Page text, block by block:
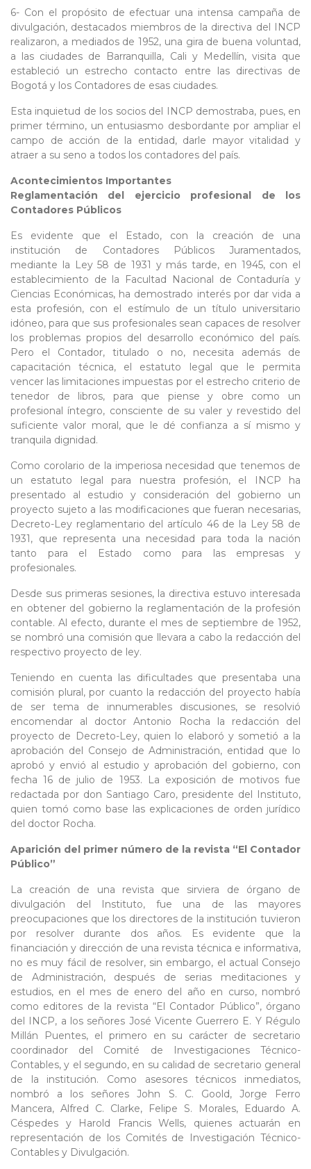
6- Con el propósito de efectuar una intensa campaña de
divulgación, destacados miembros de la directiva del INCP
realizaron, a mediados de 1952, una gira de buena voluntad,
a las ciudades de Barranquilla, Cali y Medellín, visita que
estableció un estrecho contacto entre las directivas de
Bogotá y los Contadores de esas ciudades.
Esta inquietud de los socios del INCP demostraba, pues, en
primer término, un entusiasmo desbordante por ampliar el
campo de acción de la entidad, darle mayor vitalidad y
atraer a su seno a todos los contadores del país.
Acontecimientos Importantes
Reglamentación del ejercicio profesional de los
Contadores Públicos
Es evidente que el Estado, con la creación de una
institución de Contadores Públicos Juramentados,
mediante la Ley 58 de 1931 y más tarde, en 1945, con el
establecimiento de la Facultad Nacional de Contaduría y
Ciencias Económicas, ha demostrado interés por dar vida a
esta profesión, con el estímulo de un título universitario
idóneo, para que sus profesionales sean capaces de resolver
los problemas propios del desarrollo económico del país.
Pero el Contador, titulado o no, necesita además de
capacitación técnica, el estatuto legal que le permita
vencer las limitaciones impuestas por el estrecho criterio de
tenedor de libros, para que piense y obre como un
profesional íntegro, consciente de su valer y revestido del
suficiente valor moral, que le dé confianza a sí mismo y
tranquila dignidad.
Como corolario de la imperiosa necesidad que tenemos de
un estatuto legal para nuestra profesión, el INCP ha
presentado al estudio y consideración del gobierno un
proyecto sujeto a las modificaciones que fueran necesarias,
Decreto-Ley reglamentario del artículo 46 de la Ley 58 de
1931, que representa una necesidad para toda la nación
tanto para el Estado como para las empresas y
profesionales.
Desde sus primeras sesiones, la directiva estuvo interesada
en obtener del gobierno la reglamentación de la profesión
contable. Al efecto, durante el mes de septiembre de 1952,
se nombró una comisión que llevara a cabo la redacción del
respectivo proyecto de ley.
Teniendo en cuenta las dificultades que presentaba una
comisión plural, por cuanto la redacción del proyecto había
de ser tema de innumerables discusiones, se resolvió
encomendar al doctor Antonio Rocha la redacción del
proyecto de Decreto-Ley, quien lo elaboró y sometió a la
aprobación del Consejo de Administración, entidad que lo
aprobó y envió al estudio y aprobación del gobierno, con
fecha 16 de julio de 1953. La exposición de motivos fue
redactada por don Santiago Caro, presidente del Instituto,
quien tomó como base las explicaciones de orden jurídico
del doctor Rocha.
Aparición del primer número de la revista “El Contador
Público”
La creación de una revista que sirviera de órgano de
divulgación del Instituto, fue una de las mayores
preocupaciones que los directores de la institución tuvieron
por resolver durante dos años. Es evidente que la
financiación y dirección de una revista técnica e informativa,
no es muy fácil de resolver, sin embargo, el actual Consejo
de Administración, después de serias meditaciones y
estudios, en el mes de enero del año en curso, nombró
como editores de la revista “El Contador Público”, órgano
del INCP, a los señores José Vicente Guerrero E. Y Régulo
Millán Puentes, el primero en su carácter de secretario
coordinador del Comité de Investigaciones Técnico-
Contables, y el segundo, en su calidad de secretario general
de la institución. Como asesores técnicos inmediatos,
nombró a los señores John S. C. Goold, Jorge Ferro
Mancera, Alfred C. Clarke, Felipe S. Morales, Eduardo A.
Céspedes y Harold Francis Wells, quienes actuarán en
representación de los Comités de Investigación Técnico-
Contables y Divulgación.